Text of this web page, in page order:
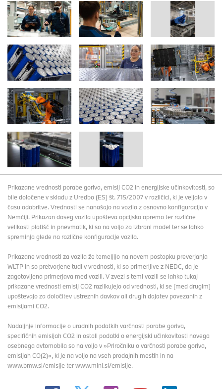
Prikazane vrednosti porabe goriva, emisij CO2 in energijske učinkovitosti, so
bile določene v skladu z Uredbo (ES) št. 715/2007 v različici, ki je veljala v
času odobritve. Vrednosti se nanašajo na vozilo z osnovno konfiguracijo v
Nemčiji. Prikazan doseg vozila upošteva opcijsko opremo ter različne
velikosti platišč in pnevmatik, ki so na voljo za izbrani model ter se lahko
spreminja glede na različne konfiguracije vozila.
Prikazane vrednosti za vozila že temeljijo na novem postopku preverjanja
WLTP in so pretvorjene tudi v vrednosti, ki so primerljive z NEDC, da je
zagotovljena primerjava med vozili. V zvezi s temi vozili se lahko tukaj
prikazane vrednosti emisij CO2 razlikujejo od vrednosti, ki se (med drugim)
upoštevajo za določitev ustreznih davkov ali drugih dajatev povezanih z
emisijami CO2.
Nadaljnje informacije o uradnih podatkih varčnosti porabe goriva,
specifičnih emisijah CO2 in ostali podatki o energijski učinkovitosti novega
osebnega avtomobila so na voljo v »Priročniku o varčnosti porabe goriva,
emisijah CO(2)«, ki je na voljo na vseh prodajnih mestih in na
www.bmw.si/emisije ter www.mini.si/emisije.